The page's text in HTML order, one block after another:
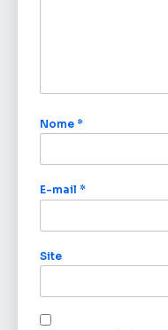
Nome *
E-mail *
Site